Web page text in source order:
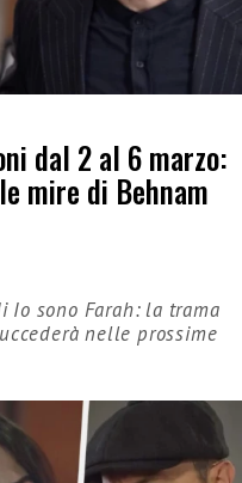
dal 2 al 6 marzo:
mire di Behnam
sono Farah: la trama
nelle prossime